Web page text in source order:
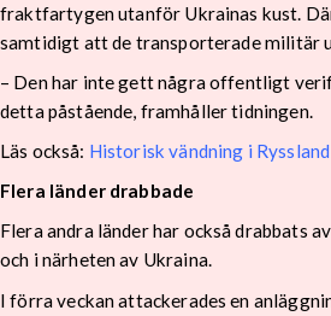
fraktfartygen utanför Ukrainas kust.
samtidigt att de transporterade militär
– Den har inte gett några offentligt
detta påstående, framhåller tidningen.
Läs också: Historisk vändning i
Flera länder drabbade
Flera andra länder har också drabbats
och i närheten av Ukraina.
I förra veckan attackerades en